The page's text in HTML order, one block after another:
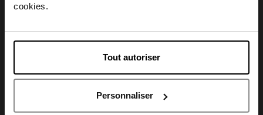
cookies.
Tout autoriser
Personnaliser
April Belgique
April Luxembourg